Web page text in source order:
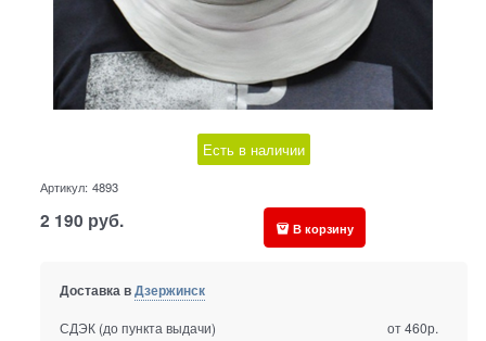
Есть в наличии
Артикул: 4893
2 190 руб. В корзину
Доставка вДзержинск
СДЭК (до пункта выдачи)
от 460р.